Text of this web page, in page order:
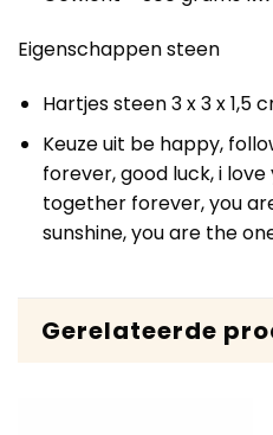
Eigenschappen steen
Hartjes steen 3 x 3 x 1,5
Keuze uit be happy,
forever, good luck, i love
together forever, you
sunshine, you are the
Gerelateerde